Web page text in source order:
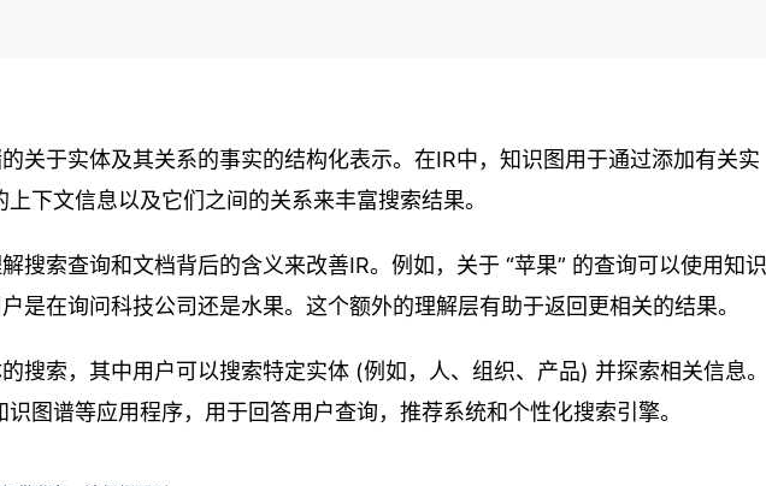
关于实体及其关系的事实的结构化表示。在IR中，知识图用于通过添加有关实
下文信息以及它们之间的关系来丰富搜索结果。
搜索查询和文档背后的含义来改善IR。例如，关于 “苹果” 的查询可以使用知识
是在询问科技公司还是水果。这个额外的理解层有助于返回更相关的结果。
搜索，其中用户可以搜索特定实体 (例如，人、组织、产品) 并探索相关信息。
图谱等应用程序，用于回答用户查询，推荐系统和个性化搜索引擎。